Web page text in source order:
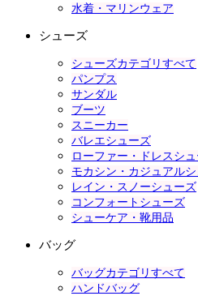
水着・マリンウェア
シューズ
シューズカテゴリすべて
パンプス
サンダル
ブーツ
スニーカー
バレエシューズ
ローファー・ドレスシ
モカシン・カジュアル
レイン・スノーシューズ
コンフォートシューズ
シューケア・靴用品
バッグ
バッグカテゴリすべて
ハンドバッグ